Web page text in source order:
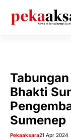
Tabungan
Bhakti
Sumenep
Pekaaksara21 Apr 2024